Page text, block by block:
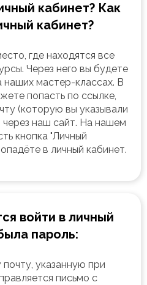
кабинет? Как
кабинет?
где находятся все
Через него вы будете
наших мастер-классах. В
попасть по ссылке,
(которую вы указывали
через наш сайт. На нашем
кнопка "Личный
в личный кабинет.
войти в личный
пароль:
указанную при
письмо с